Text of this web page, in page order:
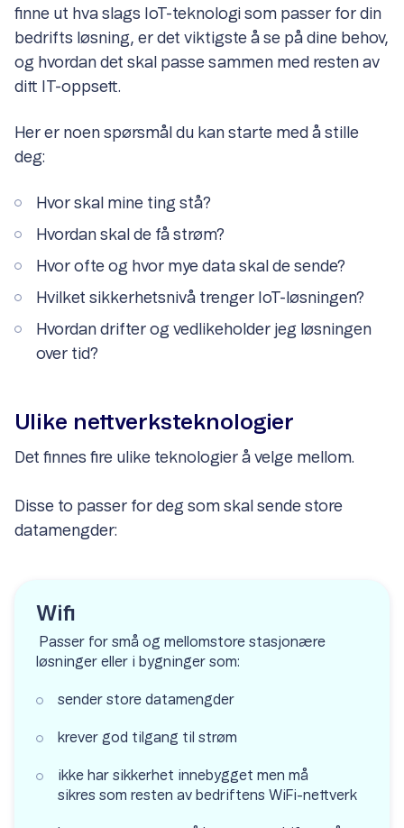
finne ut hva slags IoT-teknologi som passer for din
bedrifts løsning, er det viktigste å se på dine behov,
og hvordan det skal passe sammen med resten av
ditt IT-oppsett.
Her er noen spørsmål du kan starte med å stille
deg:
Hvor skal mine ting stå?
Hvordan skal de få strøm?
Hvor ofte og hvor mye data skal de sende?
Hvilket sikkerhetsnivå trenger IoT-løsningen?
Hvordan drifter og vedlikeholder jeg løsningen
over tid?
Ulike nettverksteknologier
Det finnes fire ulike teknologier å velge mellom.
Disse to passer for deg som skal sende store
datamengder:
Wifi
Passer for små og mellomstore stasjonære
løsninger eller i bygninger som:
sender store datamengder
krever god tilgang til strøm
ikke har sikkerhet innebygget men må
sikres som resten av bedriftens WiFi-nettverk